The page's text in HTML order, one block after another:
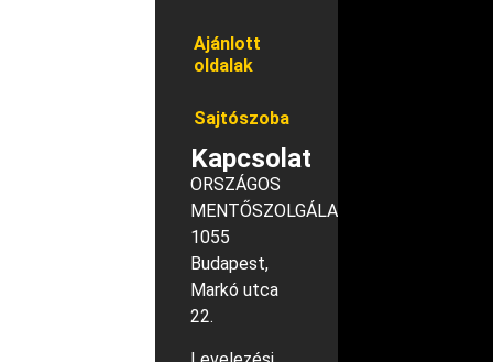
Ajánlott
oldalak
Sajtószoba
Kapcsolat
ORSZÁGOS
MENTŐSZOLGÁLAT
1055
Budapest,
Markó utca
22.